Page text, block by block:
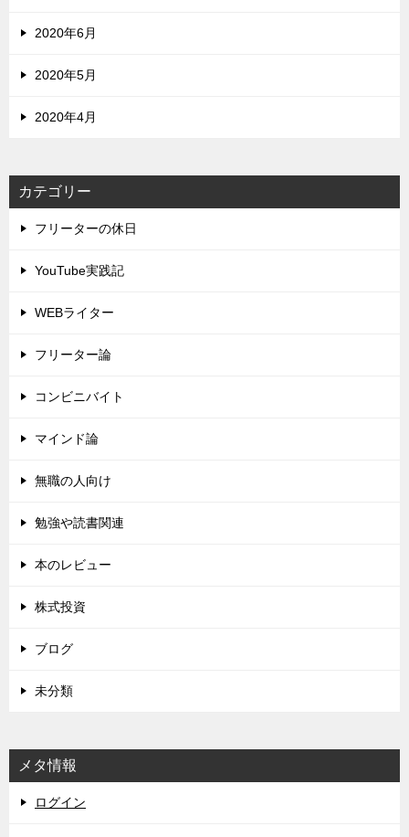
2020年6月
2020年5月
2020年4月
カテゴリー
フリーターの休日
YouTube実践記
WEBライター
フリーター論
コンビニバイト
マインド論
無職の人向け
勉強や読書関連
本のレビュー
株式投資
ブログ
未分類
メタ情報
ログイン